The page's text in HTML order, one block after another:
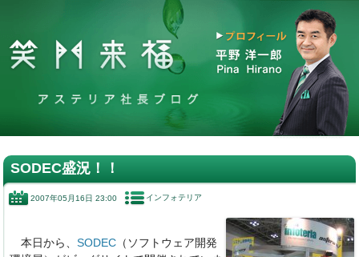
SODEC盛況！！
2007年05月16日 23:00 インフォテリア
本日から、SODEC （ソフトウェア開発